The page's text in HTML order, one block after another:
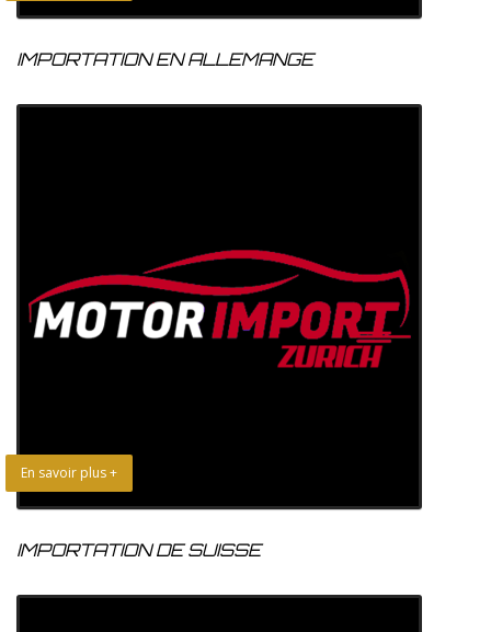
IMPORTATION EN ALLEMANGE
En savoir plus +
IMPORTATION DE SUISSE